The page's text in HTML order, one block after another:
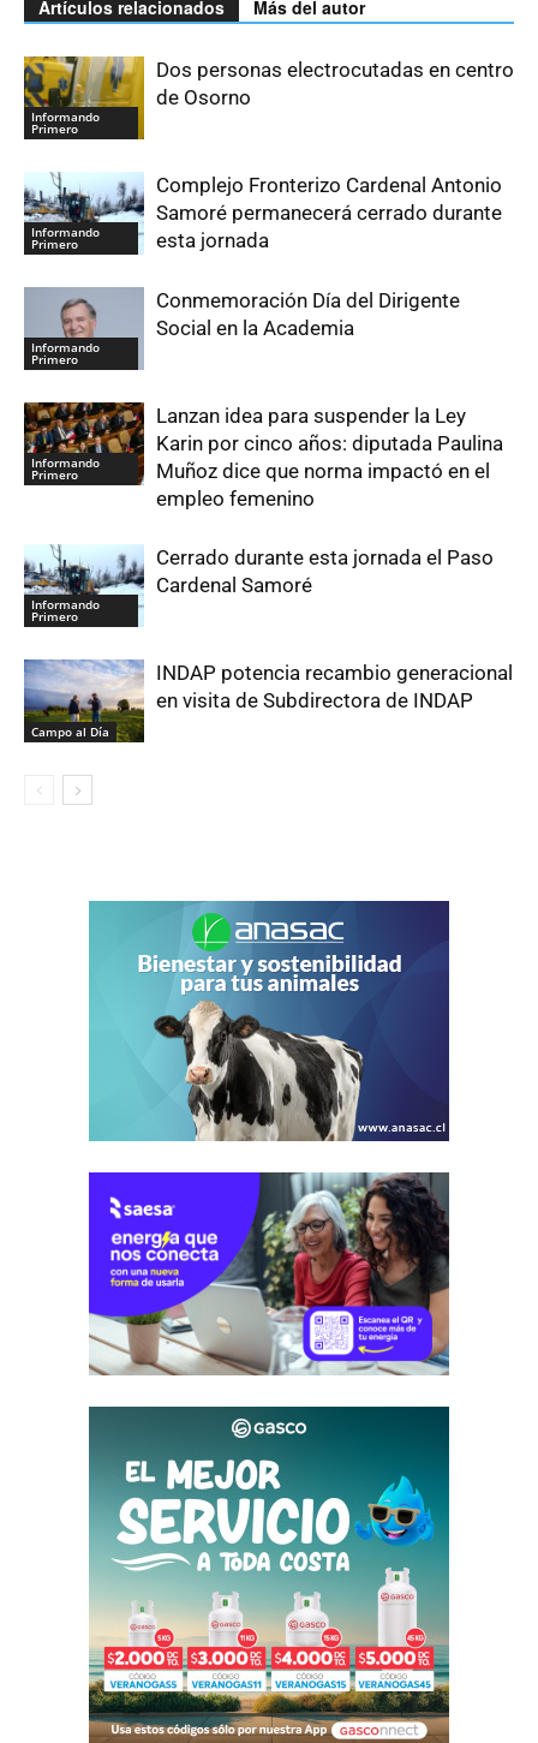
Artículos relacionados Más del autor
Informando
Primero
Dos personas electrocutadas en centro
de Osorno
Informando
Primero
Complejo Fronterizo Cardenal Antonio
Samoré permanecerá cerrado durante
esta jornada
Informando
Primero
Conmemoración Día del Dirigente
Social en la Academia
Informando
Primero
Lanzan idea para suspender la Ley
Karin por cinco años: diputada Paulina
Muñoz dice que norma impactó en el
empleo femenino
Informando
Primero
Cerrado durante esta jornada el Paso
Cardenal Samoré
Campo al Día
INDAP potencia recambio generacional
en visita de Subdirectora de INDAP